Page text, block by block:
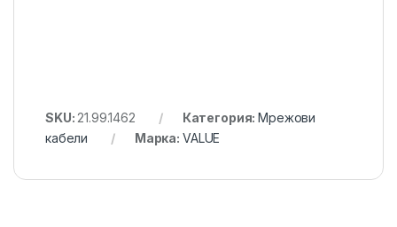
SKU: 21.99.1462 Категория:Мрежови
кабели
Марка: VALUE